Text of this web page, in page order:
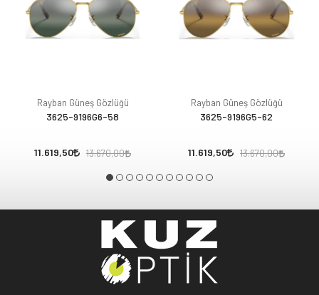
Rayban Güneş Gözlüğü
3625-9196G6-58
11.619,50 13.670,00
Rayban Güneş Gözlüğü
3625-9196G5-62
11.619,50 13.670,00